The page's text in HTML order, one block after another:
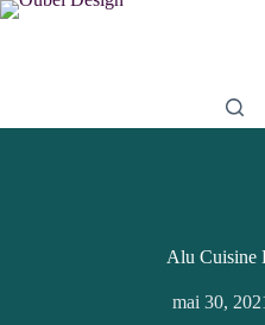
Passer
Alu Cuisine
mai 30,